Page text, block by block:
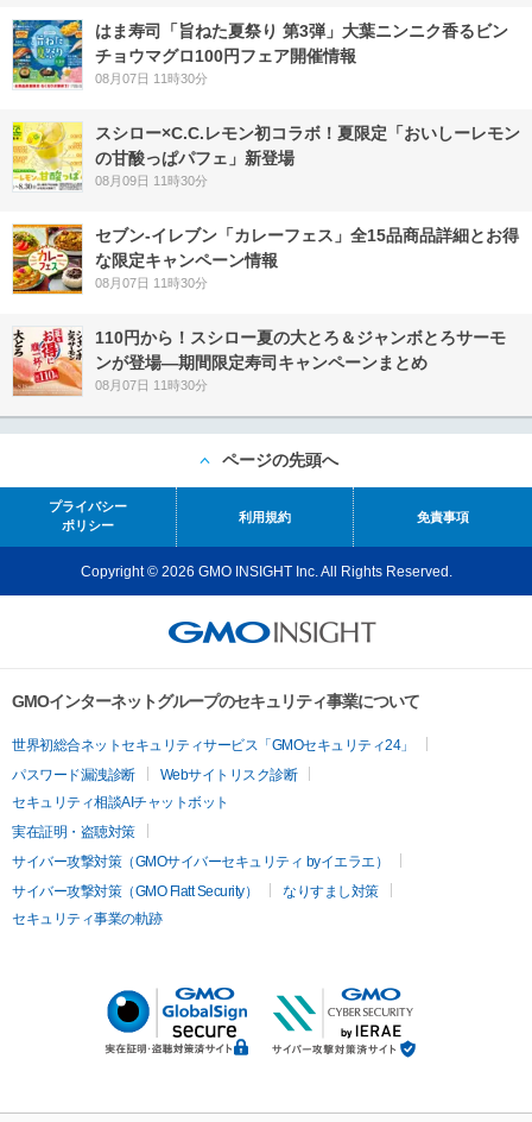
はま寿司「旨ねた夏祭り 第3弾」大葉ニンニク香るビン
チョウマグロ100円フェア開催情報
08月07日 11時30分
スシロー×C.C.レモン初コラボ！夏限定「おいしーレモン
の甘酸っぱパフェ」新登場
08月09日 11時30分
セブン‐イレブン「カレーフェス」全15品商品詳細とお得
な限定キャンペーン情報
08月07日 11時30分
110円から！スシロー夏の大とろ＆ジャンボとろサーモ
ンが登場―期間限定寿司キャンペーンまとめ
08月07日 11時30分
ページの先頭へ
プライバシー
ポリシー
利用規約 免責事項
Copyright © 2026 GMO INSIGHT Inc. All Rights Reserved.
GMOインターネットグループのセキュリティ事業について
世界初総合ネットセキュリティサービス「GMOセキュリティ24」
パスワード漏洩診断
Webサイトリスク診断
セキュリティ相談AIチャットボット
実在証明・盗聴対策
サイバー攻撃対策（GMOサイバーセキュリティ byイエラエ）
サイバー攻撃対策（GMO Flatt Security）
なりすまし対策
セキュリティ事業の軌跡